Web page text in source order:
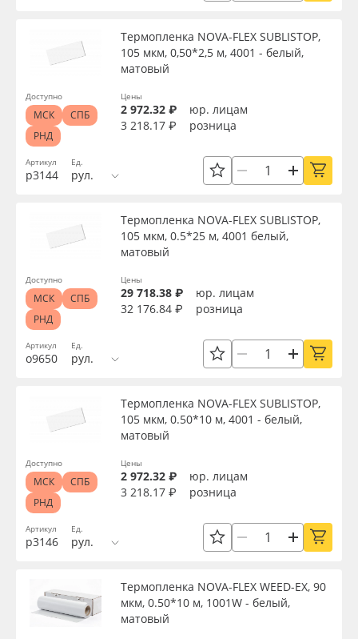
Артикул
р3144
Термопленка NOVA-FLEX SUBLISTOP,
105 мкм, 0,50*2,5 м, 4001 - белый,
матовый
Ед.
рул.
Цены
2 972.32 ₽
юр. лицам
3 218.17 ₽
розница
Доступно
МСК
СПБ
РНД
Артикул
о9650
Термопленка NOVA-FLEX SUBLISTOP,
105 мкм, 0.5*25 м, 4001 белый,
матовый
Ед.
рул.
Цены
29 718.38 ₽
юр. лицам
32 176.84 ₽
розница
Доступно
МСК
СПБ
РНД
Артикул
р3146
Термопленка NOVA-FLEX SUBLISTOP,
105 мкм, 0.50*10 м, 4001 - белый,
матовый
Ед.
рул.
Цены
2 972.32 ₽
юр. лицам
3 218.17 ₽
розница
Доступно
МСК
СПБ
РНД
Термопленка NOVA-FLEX WEED-EX, 90
мкм, 0.50*10 м, 1001W - белый,
матовый